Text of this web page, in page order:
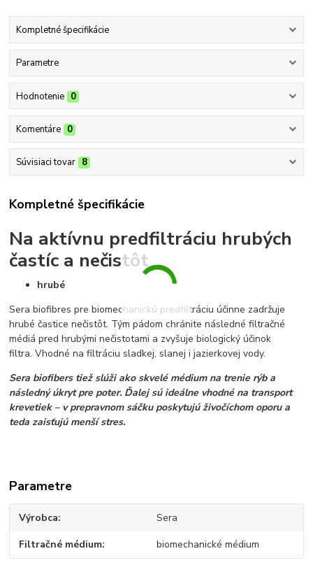
Kompletné špecifikácie
Parametre
Hodnotenie 0
Komentáre 0
Súvisiaci tovar 8
Kompletné špecifikácie
Na aktívnu predfiltráciu hrubých
častíc a nečistôt
hrubé
Sera biofibres pre biomechanickú predfiltráciu účinne zadržuje
hrubé častice nečistôt. Tým pádom chránite následné filtračné
médiá pred hrubými nečistotami a zvyšuje biologický účinok
filtra. Vhodné na filtráciu sladkej, slanej i jazierkovej vody.
Sera biofibers tiež slúži ako skvelé médium na trenie rýb a
následný úkryt pre poter. Ďalej sú ideálne vhodné na transport
krevetiek – v prepravnom sáčku poskytujú živočíchom oporu a
teda zaisťujú menší stres.
Parametre
Výrobca Sera
Filtračné médium biomechanické médium